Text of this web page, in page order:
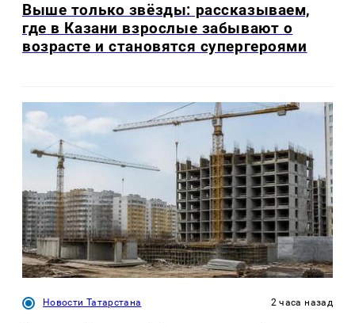
Выше только звёзды: рассказываем,
где в Казани взрослые забывают о
возрасте и становятся супергероями
Новости Татарстана 2 часа назад